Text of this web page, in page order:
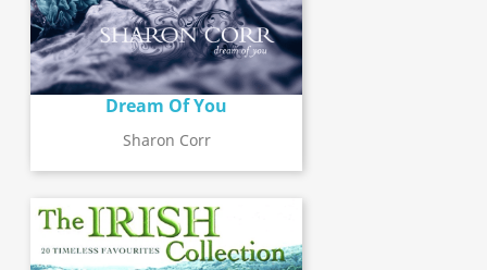
Dream Of You
Sharon Corr